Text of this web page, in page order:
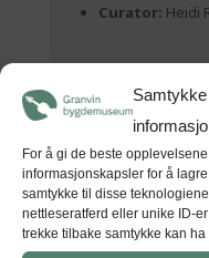
Samtykke
For å gi de beste
informasjonskapsler for å
samtykke til disse
nettleseratferd eller unike ID-
trekke tilbake samtykke kan
Curator: Heidi
>>> See the
Tid
Mai 13 (Laurdag)